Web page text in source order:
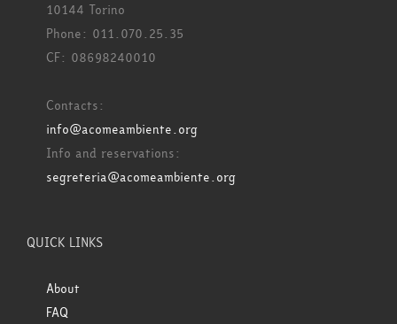
10144 Torino
Phone: 011.070.25.35
CF: 08698240010
Contacts:
info@acomeambiente.org
Info and reservations:
segreteria@acomeambiente.org
QUICK LINKS
About
FAQ